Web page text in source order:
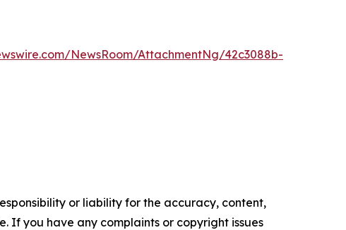
NewsRoom/AttachmentNg/42c3088b-
or liability for the accuracy, content,
If you have any complaints or copyright issues